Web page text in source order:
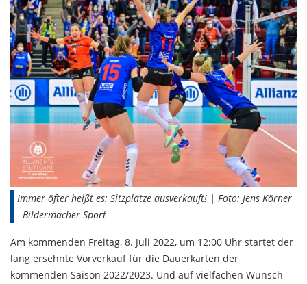
Immer öfter heißt es: Sitzplätze ausverkauft! | Foto: Jens Körner
- Bildermacher Sport
Am kommenden Freitag, 8. Juli 2022, um 12:00 Uhr startet der
lang ersehnte Vorverkauf für die Dauerkarten der
kommenden Saison 2022/2023. Und auf vielfachen Wunsch